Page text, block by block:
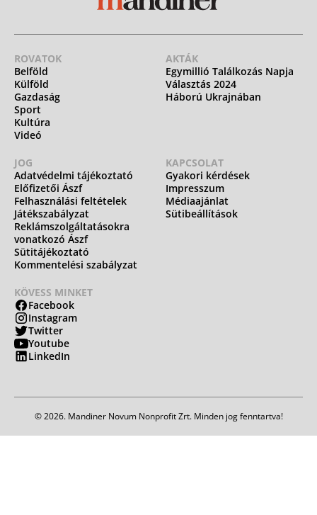
ROVATOK
Belföld
Külföld
Gazdaság
Sport
Kultúra
Videó
AKTÁK
Egymillió Találkozás Napja
Választás 2024
Háború Ukrajnában
JOG
Adatvédelmi tájékoztató
Előfizetői Ászf
Felhasználási feltételek
Játékszabályzat
Reklámszolgáltatásokra
vonatkozó Ászf
Sütitájékoztató
Kommentelési szabályzat
KAPCSOLAT
Gyakori kérdések
Impresszum
Médiaajánlat
Sütibeállítások
KÖVESS MINKET
Facebook
Instagram
Twitter
Youtube
LinkedIn
© 2026. Mandiner Novum Nonprofit Zrt. Minden jog fenntartva!